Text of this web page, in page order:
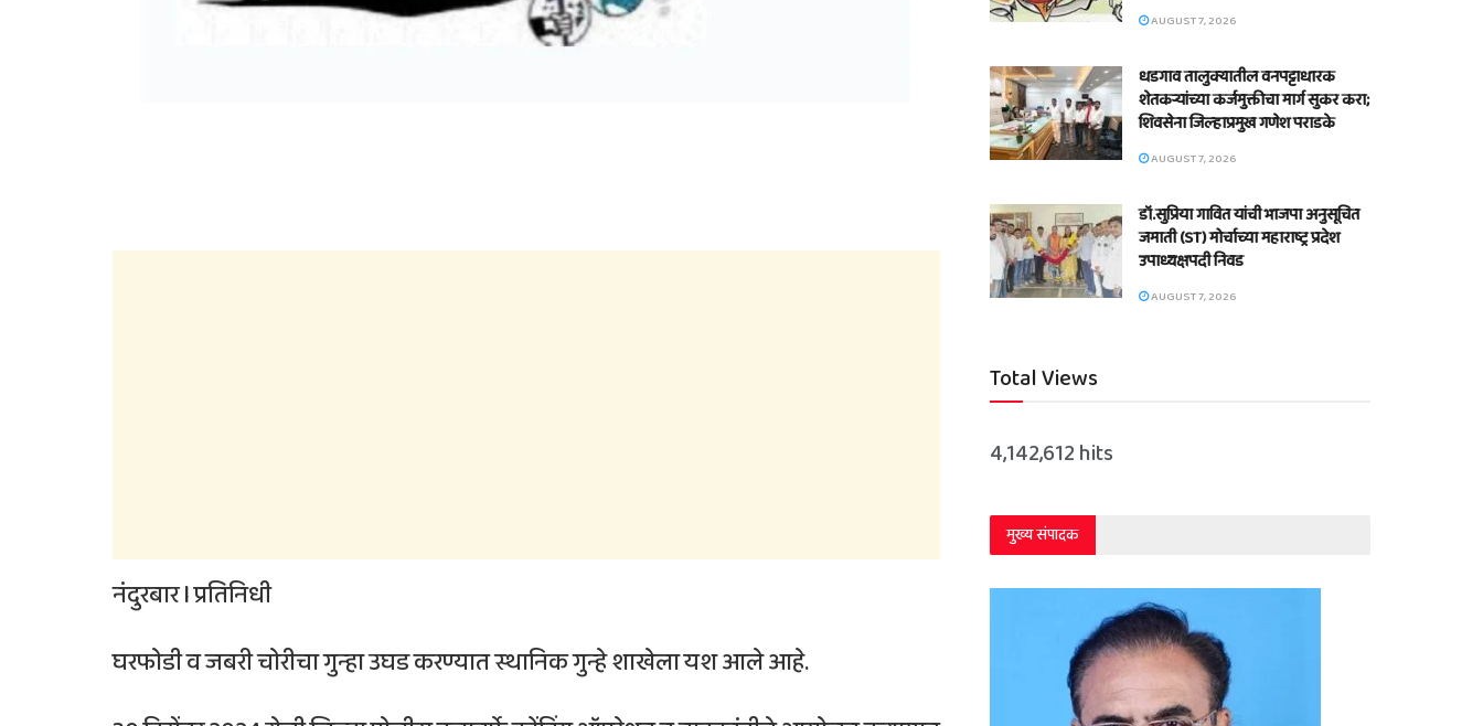
नंदुरबार l प्रतिनिधी
घरफोडी व जबरी चोरीचा गुन्हा उघड करण्यात स्थानिक गुन्हे शाखेला यश आले आहे.
AUGUST 7, 2026
धडगाव तालुक्यातील वनपट्टाधारक
शेतकऱ्यांच्या कर्जमुक्तीचा मार्ग सुकर करा;
शिवसेना जिल्हाप्रमुख गणेश पराडके
AUGUST 7, 2026
डॉ.सुप्रिया गावित यांची भाजपा अनुसूचित
जमाती (ST) मोर्चाच्या महाराष्ट्र प्रदेश
उपाध्यक्षपदी निवड
AUGUST 7, 2026
Total Views
4,142,612 hits
मुख्य संपादक